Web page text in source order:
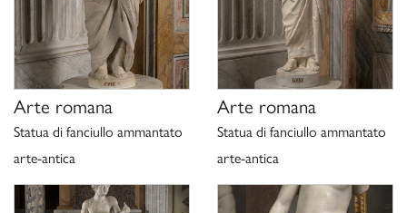
della collezione Borghese di
antichità dal 1807 al 1832 , in
“Scienze dell’Antichità”, 1,
1987, pp. 355
M. Fuchs,
Glyptothek München, Katalog der Skulpturen, VI,
Römische Idealplastik,
München 1992, p.175, nota 11, nn.12-14
H. Rühfel,
, in “Lexicon Iconographicum
Mythologiae Classicae” VII, 1994, pp. 870-878
P. Moreno,
L’antico nella stanza, in Venere Vincitrice, La sala di
Paolina Bonaparte allaGalleria Borghese, a cura di C. Strinati,
Roma 1997, pp.73-117, in particolare p.89
Arte romana
Statua di fanciullo ammantato
arte-antica
Arte romana
Statua di fanciullo ammantato
arte-antica